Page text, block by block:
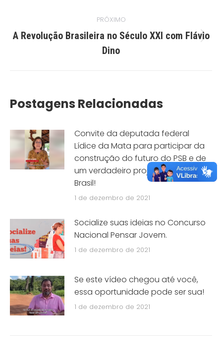
PRÓXIMO
Próximo
post:
A Revolução Brasileira no Século XXI com Flávio
Dino
Postagens Relacionadas
Convite da deputada federal
Lídice da Mata para participar da
construção do futuro do PSB e de
um verdadeiro projeto para o
Brasil!
1 de dezembro de 2021
Socialize suas ideias no Concurso
Nacional Pensar Jovem.
1 de dezembro de 2021
Se este vídeo chegou até você,
essa oportunidade pode ser sua!
1 de dezembro de 2021